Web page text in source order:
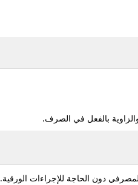
بالفعل في الصرف.
دون الحاجة للإجراءات الورقية.